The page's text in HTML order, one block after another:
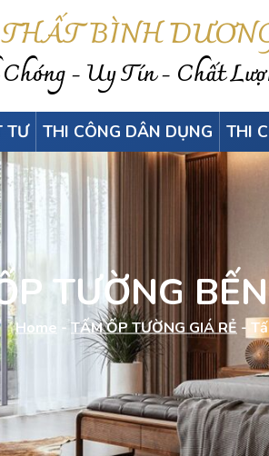
BÌNH
- Uy Tín - Chất
TƯ THI CÔNG DÂN DỤNG THI
TƯỜNG
Home -TẤM ỐP TƯỜNG GIÁ RẺ -